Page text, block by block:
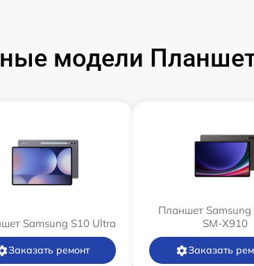
модели
Samsung S10 Ultra
Заказать ремонт
Планшет Samsung
SM-X910
Заказать